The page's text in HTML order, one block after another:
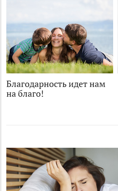
Благодарность идет нам
на благо!